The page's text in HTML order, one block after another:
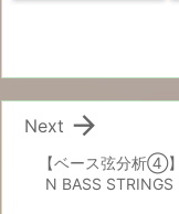
【ベース弦分析④
N BASS

Next